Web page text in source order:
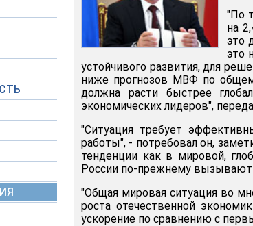
"По
на
это
это
устойчивого развития, для
ниже прогнозов МВФ по
должна расти быстрее
экономических лидеров",
"Ситуация требует
работы", - потребовал он,
тенденции как в мировой,
России по-прежнему вызывают
"Общая мировая ситуация во
роста отечественной
ускорение по сравнению с